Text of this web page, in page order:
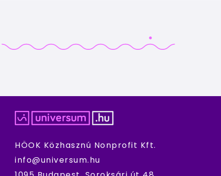
HÖOK Közhasznú Nonprofit Kft.
info@universum.hu